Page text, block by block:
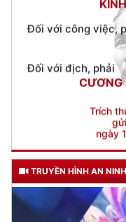
Đối với địch, phải
CƯƠNG
Trích
ngày
TRUYỀN HÌNH AN